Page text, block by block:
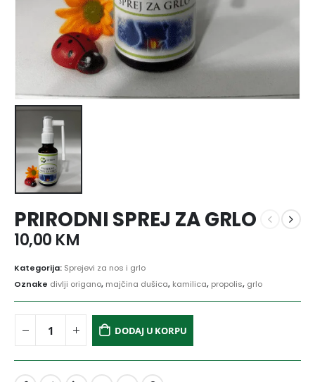
PRIRODNI SPREJ ZA GRLO
10,00 KM
Kategorija: Sprejevi za nos i grlo
Oznake divlji origano, majčina dušica, kamilica, propolis, grlo
DODAJ U KORPU